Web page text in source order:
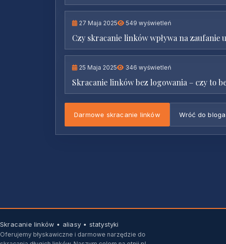
27 Maja 2025 549 wyświetleń
Czy skracanie linków wpływa na zaufanie
25 Maja 2025 346 wyświetleń
Skracanie linków bez logowania – czy to
Darmowe skracanie linków Wróć do bloga
Skracanie linków • aliasy • statystyki
Oferujemy błyskawiczne i darmowe narzędzie do